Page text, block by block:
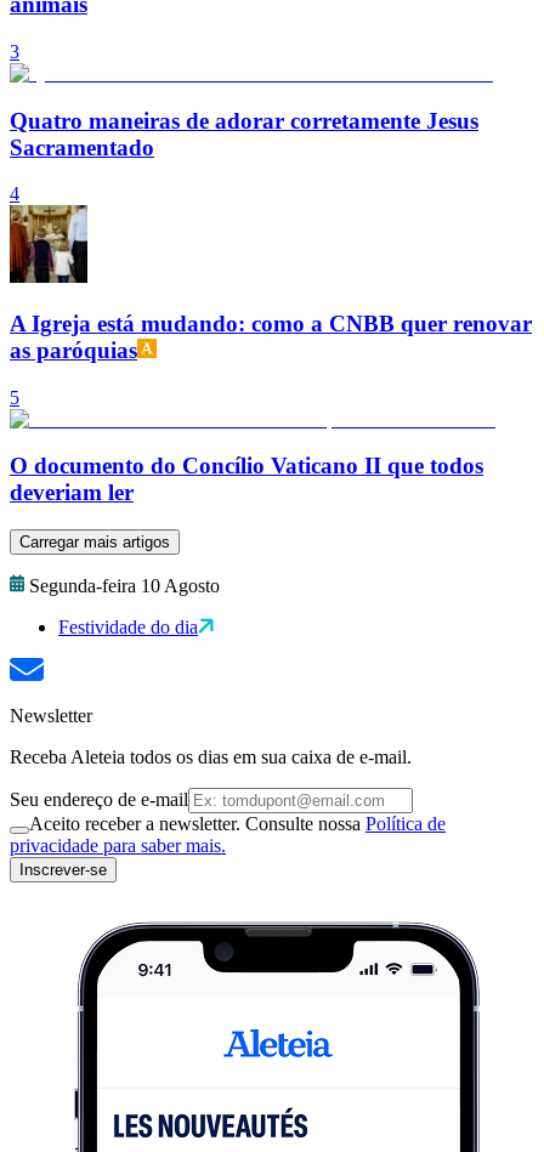
3
Quatro maneiras de adorar corretamente Jesus
Sacramentado
4
A Igreja está mudando: como a CNBB quer renovar
as paróquias
5
O documento do Concílio Vaticano II que todos
deveriam ler
Carregar mais artigos
Segunda-feira 10 Agosto
Festividade do dia
Newsletter
Receba Aleteia todos os dias em sua caixa de e-mail.
Seu endereço de e-mail
Aceito receber a newsletter. Consulte nossa Política de
privacidade para saber mais.
Inscrever-se